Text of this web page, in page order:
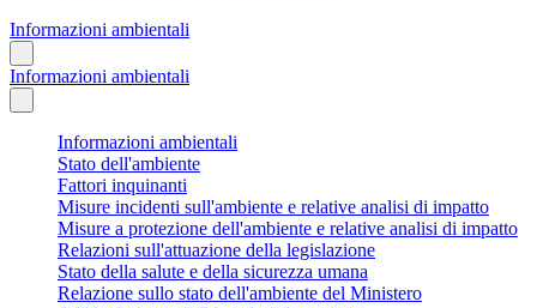
Informazioni ambientali
Informazioni ambientali
Informazioni ambientali
Stato dell'ambiente
Fattori inquinanti
Misure incidenti sull'ambiente e relative analisi di impatto
Misure a protezione dell'ambiente e relative analisi di impatto
Relazioni sull'attuazione della legislazione
Stato della salute e della sicurezza umana
Relazione sullo stato dell'ambiente del Ministero